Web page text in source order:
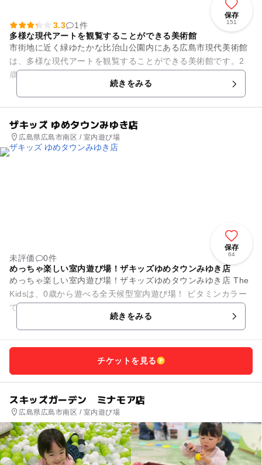
保存
151
3.3
1件
多様な現代アートを観覧することができる美術館
市街地に近く緑ゆたかな比治山公園内にある広島市現代美術館
は、多様な現代アートを観覧することができる美術館です。2
歳から未就学児は予約制で無料託児サービスがあるので、パ
パ・ママはゆっくりと観覧する...
続きをみる
ザキッズ ゆめタウンみゆき店
広島県広島市南区 / 室内遊び場
保存
64
未評価
0件
めっちゃ楽しい室内遊び場！ザキッズゆめタウンみゆき店
めっちゃ楽しい室内遊び場！ザキッズゆめタウンみゆき店 The
Kidsは、0歳から遊べる全天候型室内遊び場！ ビタミンカラー
で彩られた施設内には、幼児から小学生の子供がワクワクする
続きをみる
チケットを見る
スキッズガーデン ミナモア店
広島県広島市南区 / 室内遊び場